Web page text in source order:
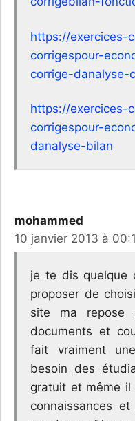
https://exercices-
corrigespour-
corrige-danalyse-
https://exercices-
corrigespour-
danalyse-bilan
mohammed
10 janvier 2013 à
je te dis quelque
proposer de
site ma repose
documents et
fait vraiment
besoin des
gratuit et même il
connaissances